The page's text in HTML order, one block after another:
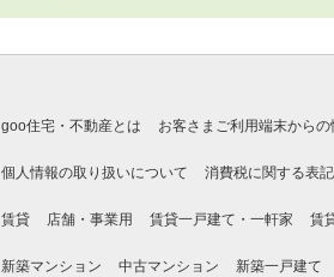
goo住宅・不動産とは お客さまご利用端末から
個人情報の取り扱いについて 消費税に関する表
賃貸 店舗・事業用 賃貸一戸建て・一軒家 賃
新築マンション 中古マンション 新築一戸建て